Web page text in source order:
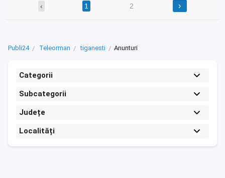
‹ 1 2 ›
Publi24 Teleorman tiganesti Anunturi
Categorii
Subcategorii
Județe
Localități